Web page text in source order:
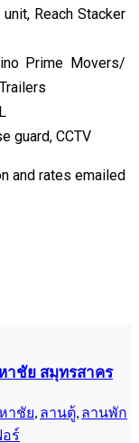
Reach Stacker
Prime Movers/
guard, CCTV
and rates emailed
าชัย สมุทรสาคร
าชัย, ลานตู้, ลานพัก
อร์